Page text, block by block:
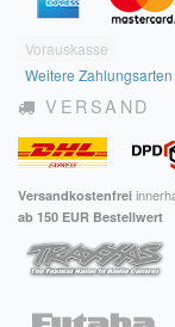
Vorauskasse
Weitere
VERSAND
Versandkostenfrei
ab 150 EUR Bestellwert